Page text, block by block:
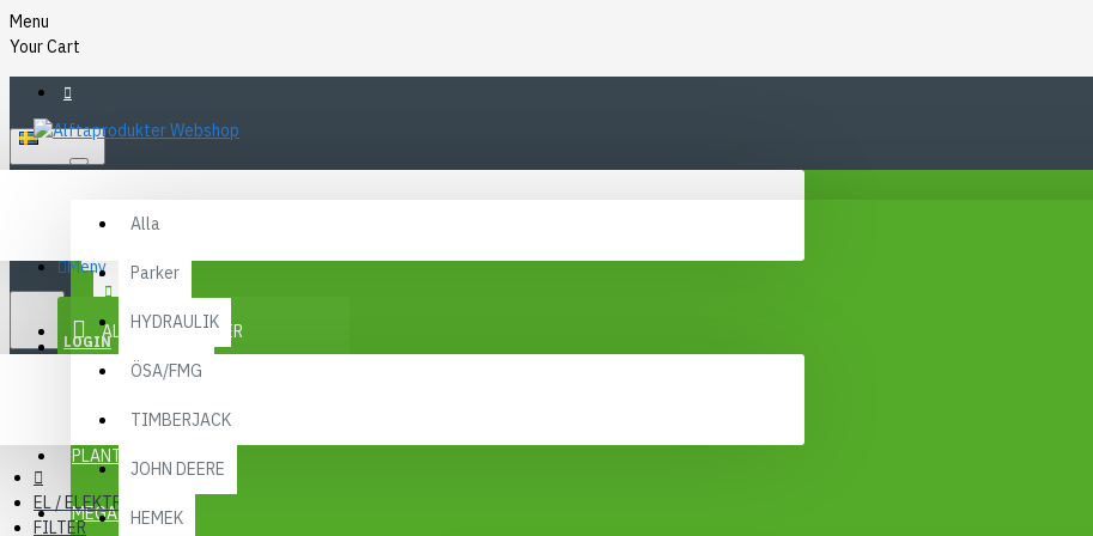
Menu
Your Cart
SEK
Alla
Parker
HYDRAULIK
ÖSA/FMG
TIMBERJACK
JOHN DEERE
HEMEK
KONTAKT
Meny
ALLA KATEGORIER
PLANTMA X
MEGA MENY
LOGIN
REGISTER
EL / ELEKTRONIK
FILTER